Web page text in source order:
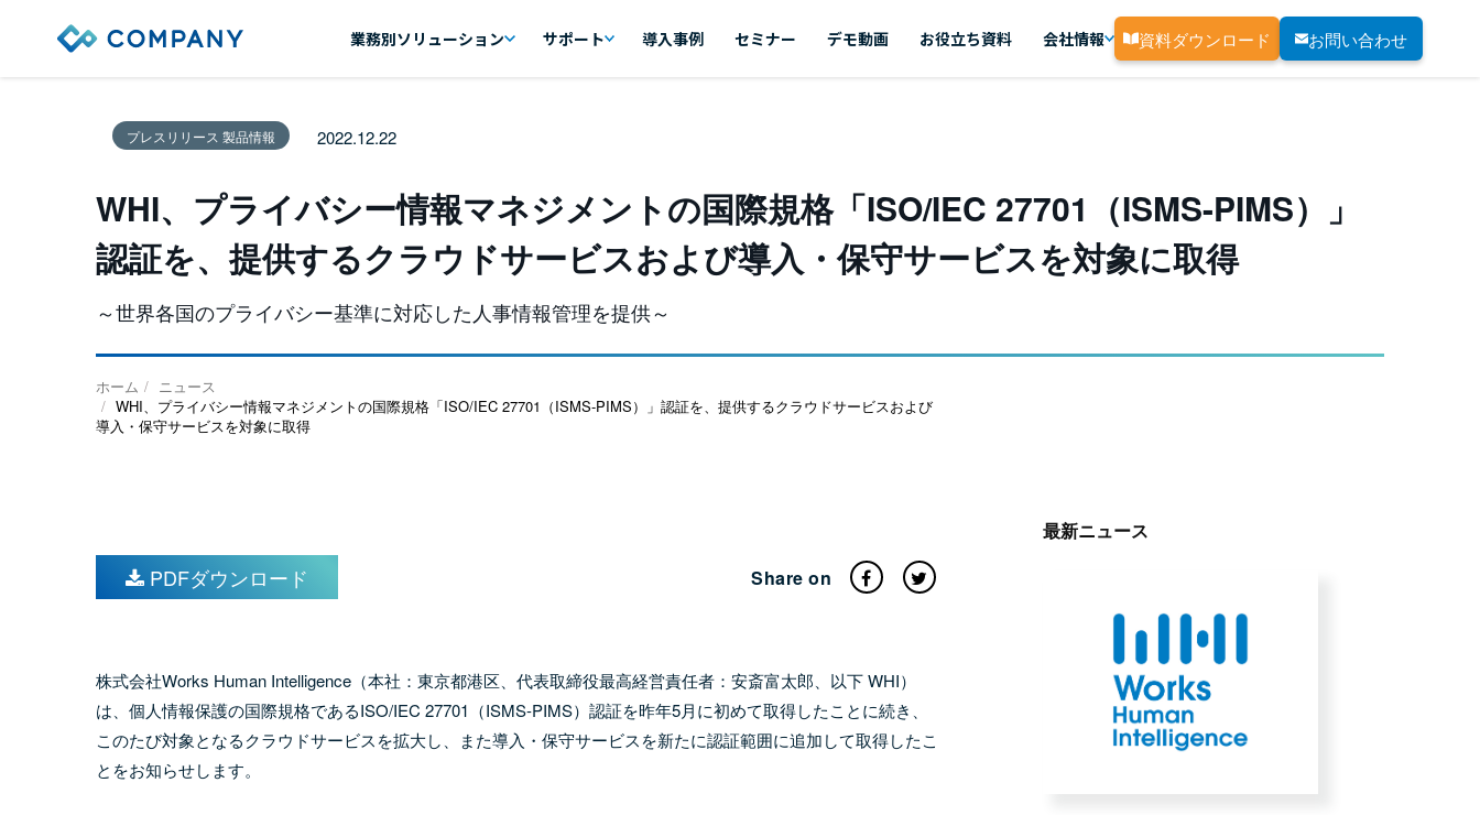
業務別ソリューション サポート 導入事例 セミナー デモ動画 お役立ち資料 会社情報 資料ダウンロード お問い合わせ
プレスリリース 製品情報 2022.12.22
WHI、プライバシー情報マネジメントの国際規格「ISO/IEC 27701（ISMS-PIMS）」
認証を、提供するクラウドサービスおよび導入・保守サービスを対象に取得
～世界各国のプライバシー基準に対応した人事情報管理を提供～
ホーム
ニュース
WHI、プライバシー情報マネジメントの国際規格「ISO/IEC 27701（ISMS-PIMS）」認証を、提供するクラウドサービスおよび
導入・保守サービスを対象に取得
PDFダウンロード Share on
株式会社Works Human Intelligence（本社：東京都港区、代表取締役最高経営責任者：安斎富太郎、以下 WHI）
は、個人情報保護の国際規格であるISO/IEC 27701（ISMS-PIMS）認証を昨年5月に初めて取得したことに続き、
このたび対象となるクラウドサービスを拡大し、また導入・保守サービスを新たに認証範囲に追加して取得したこ
とをお知らせします。
最新ニュース